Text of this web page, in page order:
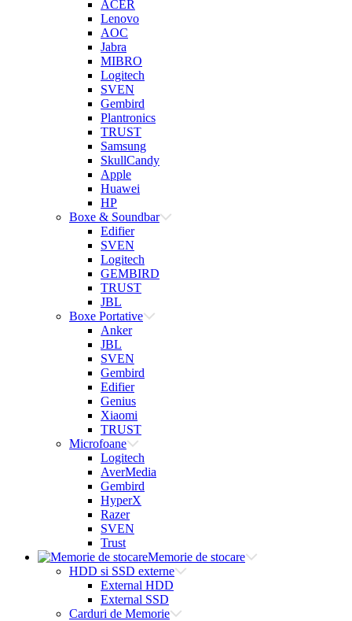
ACER
Lenovo
AOC
Jabra
MIBRO
Logitech
SVEN
Gembird
Plantronics
TRUST
Samsung
SkullCandy
Apple
Huawei
HP
Boxe & Soundbar
Edifier
SVEN
Logitech
GEMBIRD
TRUST
JBL
Boxe Portative
Anker
JBL
SVEN
Gembird
Edifier
Genius
Xiaomi
TRUST
Microfoane
Logitech
AverMedia
Gembird
HyperX
Razer
SVEN
Trust
Memorie de stocare
HDD si SSD externe
External HDD
External SSD
Carduri de Memorie